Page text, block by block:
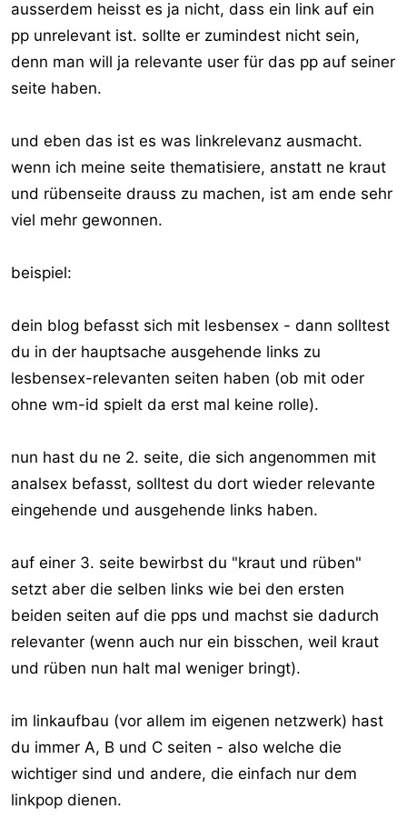
ausserdem heisst es ja nicht, dass ein link auf ein
pp unrelevant ist. sollte er zumindest nicht sein,
denn man will ja relevante user für das pp auf seiner
seite haben.
und eben das ist es was linkrelevanz ausmacht.
wenn ich meine seite thematisiere, anstatt ne kraut
und rübenseite drauss zu machen, ist am ende sehr
viel mehr gewonnen.
beispiel:
dein blog befasst sich mit lesbensex - dann solltest
du in der hauptsache ausgehende links zu
lesbensex-relevanten seiten haben (ob mit oder
ohne wm-id spielt da erst mal keine rolle).
nun hast du ne 2. seite, die sich angenommen mit
analsex befasst, solltest du dort wieder relevante
eingehende und ausgehende links haben.
auf einer 3. seite bewirbst du "kraut und rüben"
setzt aber die selben links wie bei den ersten
beiden seiten auf die pps und machst sie dadurch
relevanter (wenn auch nur ein bisschen, weil kraut
und rüben nun halt mal weniger bringt).
im linkaufbau (vor allem im eigenen netzwerk) hast
du immer A, B und C seiten - also welche die
wichtiger sind und andere, die einfach nur dem
linkpop dienen.